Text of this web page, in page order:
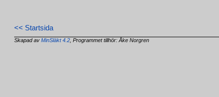
<< Startsida
Skapad avMinSläkt 4.2 , Programmet tillhör: Åke Norgren